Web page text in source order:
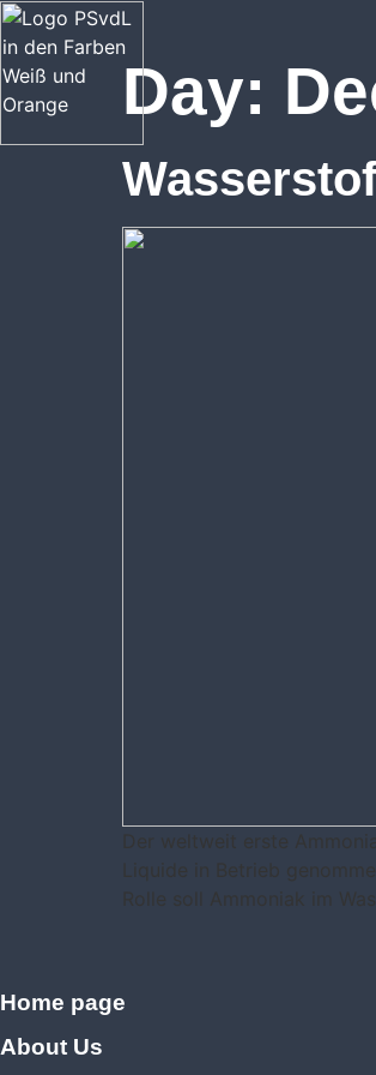
Day:
Der weltweit erste
Liquide in Betrieb
Rolle soll Ammoniak im
Home page
About Us